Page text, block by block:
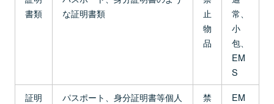
書類
な証明書類
止
物
品
常、
小
包、
EM
S
証明
パスポート、身分証明書等個人
禁
EM